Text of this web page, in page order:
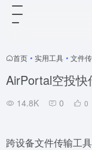
首页 • 实用工具 • 文件
AirPortal空投快
14.8K 0 0
跨设备文件传输工